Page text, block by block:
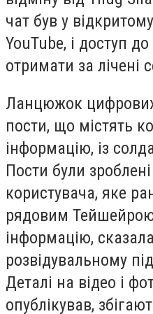
чат був у
YouTube, і доступ
отримати за лічені
Ланцюжок цифрових
пости, що містять
інформацію, із
Пости були
користувача, яке
рядовим
інформацію,
розвідувальному
Деталі на відео і
опублікував,